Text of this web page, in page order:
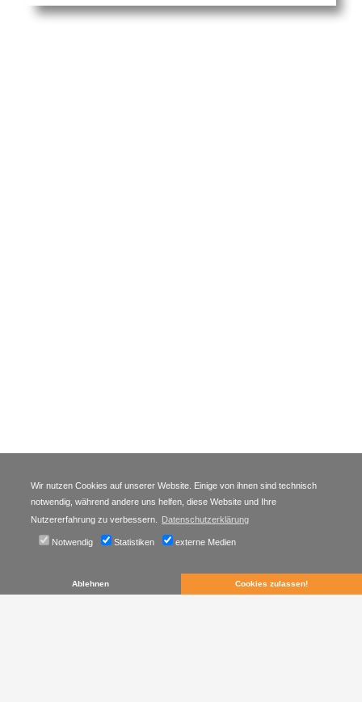
Wir nutzen Cookies auf unserer Website. Einige von ihnen sind technisch
notwendig, während andere uns helfen, diese Website und Ihre
Nutzererfahrung zu verbessern.
Datenschutzerklärung
Notwendig Statistiken externe Medien
Ablehnen Cookies zulassen!